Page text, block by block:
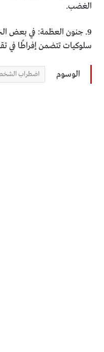
الغضب.
9. جنون العظمة: في بعض
سلوكيات تتضمن إفراطًا في
الوسوم اضطراب